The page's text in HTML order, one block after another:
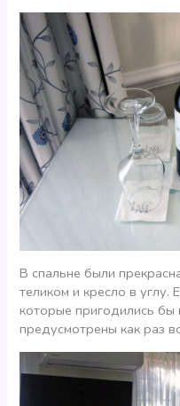
В спальне были
теликом и кресло в углу.
которые пригодились бы
предусмотрены как раз